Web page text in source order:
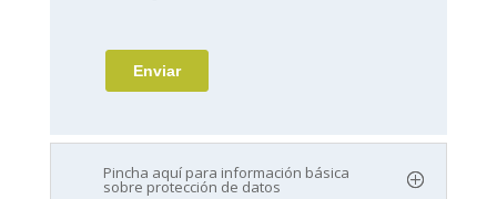
Pincha aquí para información básica
sobre protección de datos